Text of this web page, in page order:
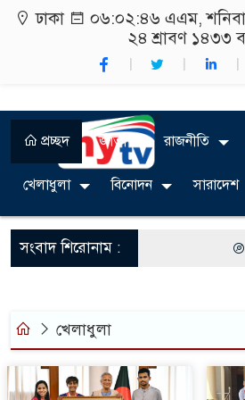
ঢাকা ০৬:০২:৪৬ এএম,
২৪ শ্রাবণ ১৪৩৩
প্রচ্ছদ জাতীয় রাজনীতি
খেলাধুলা বিনোদন সারাদেশ
সংবাদ শিরোনাম :
খেলাধুলা